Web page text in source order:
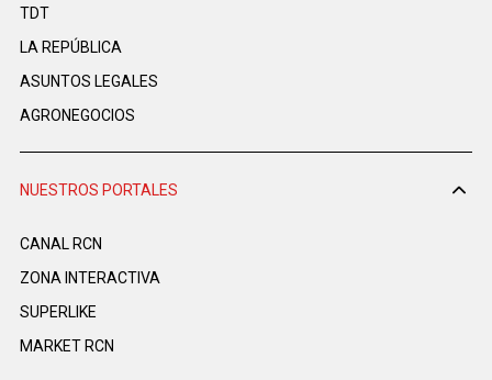
TDT
LA REPÚBLICA
ASUNTOS LEGALES
AGRONEGOCIOS
NUESTROS PORTALES
CANAL RCN
ZONA INTERACTIVA
SUPERLIKE
MARKET RCN